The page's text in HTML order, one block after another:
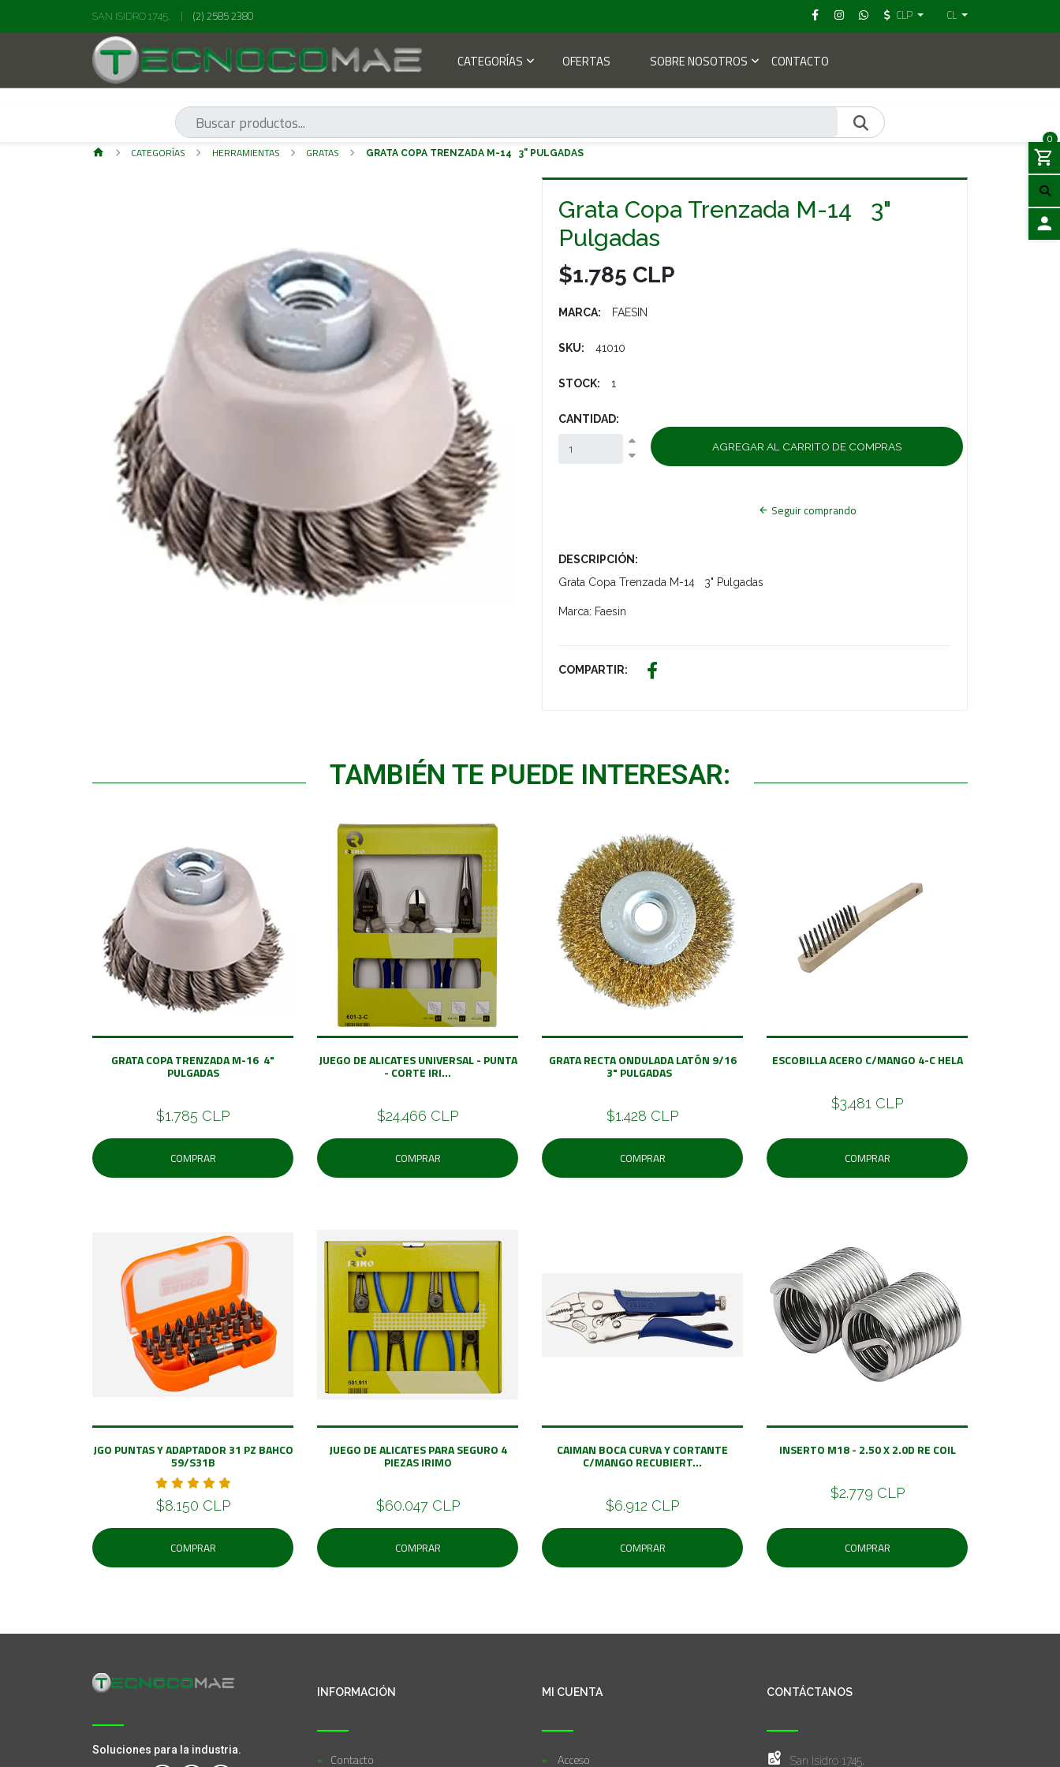
SAN ISIDRO 1745, (2) 2585 2380 CLP CL
CATEGORÍAS OFERTAS SOBRE NOSOTROS CONTACTO
0
CATEGORÍAS HERRAMIENTAS GRATAS GRATA COPA TRENZADA M-14 3" PULGADAS
Grata Copa Trenzada M-14 3"
Pulgadas
$1.785 CLP
MARCA: FAESIN
SKU: 41010
STOCK: 1
CANTIDAD:
Seguir comprando
DESCRIPCIÓN:
Grata Copa Trenzada M-14 3" Pulgadas
Marca: Faesin
COMPARTIR:
TAMBIÉN TE PUEDE INTERESAR:
GRATA COPA TRENZADA M-16 4"
PULGADAS
$1.785 CLP
COMPRAR
JUEGO DE ALICATES UNIVERSAL - PUNTA
- CORTE IRI...
$24.466 CLP
COMPRAR
GRATA RECTA ONDULADA LATÓN 9/16
3" PULGADAS
$1.428 CLP
COMPRAR
ESCOBILLA ACERO C/MANGO 4-C HELA
$3.481 CLP
COMPRAR
JGO PUNTAS Y ADAPTADOR 31 PZ BAHCO
59/S31B
$8.150 CLP
COMPRAR
JUEGO DE ALICATES PARA SEGURO 4
PIEZAS IRIMO
$60.047 CLP
COMPRAR
CAIMAN BOCA CURVA Y CORTANTE
C/MANGO RECUBIERT...
$6.912 CLP
COMPRAR
INSERTO M18 - 2.50 X 2.0D RE COIL
$2.779 CLP
COMPRAR
Soluciones para la industria.
INFORMACIÓN
Contacto
MI CUENTA
Acceso
CONTÁCTANOS
San Isidro 1745,